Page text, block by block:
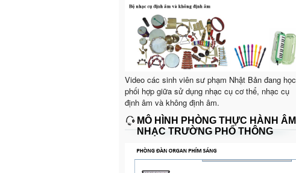
Video các sinh viên sư phạm Nhật Bản đang học
phối hợp giữa sử dụng nhạc cụ cơ thể, nhạc cụ
định âm và không định âm.
MÔ HÌNH PHÒNG THỰC HÀNH ÂM
NHẠC TRƯỜNG PHỔ THÔNG